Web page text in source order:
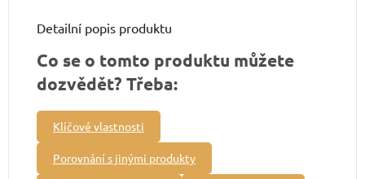
Detailní popis produktu
Co se o tomto produktu můžete
dozvědět? Třeba:
Klíčové vlastnosti
Porovnání s jinými produkty